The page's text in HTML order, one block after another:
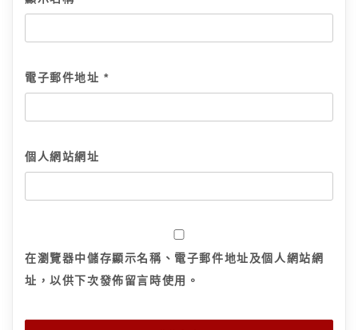
電子郵件地址*
個人網站網址
在瀏覽器中儲存顯示名稱、電子郵件地址及個人網站網
址，以供下次發佈留言時使用。